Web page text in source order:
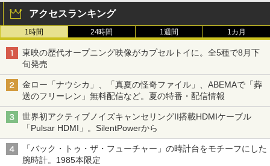
アクセスランキング
1時間 24時間 1週間 1カ月
東映の歴代オープニング映像がカプセルトイに。全5種で8月下
旬発売
金ロー「ナウシカ」、「真夏の怪奇ファイル」、ABEMAで「葬
送のフリーレン」無料配信など。夏の特番・配信情報
世界初アクティブノイズキャンセリングII搭載HDMIケーブル
「Pulsar HDMI」。SilentPowerから
「バック・トゥ・ザ・フューチャー」の時計台をモチーフにした
腕時計。1985本限定